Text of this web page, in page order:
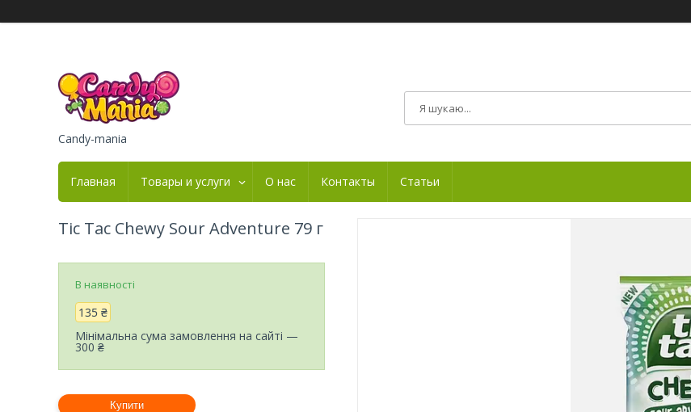
Candy-mania
Главная Товары и услуги О нас Контакты Статьи
Tic Tac Chewy Sour Adventure 79 г
В наявності
135 ₴
Мінімальна сума замовлення на сайті —
300 ₴
Купити